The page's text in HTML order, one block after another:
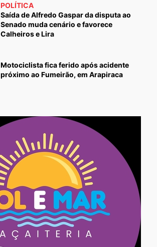
POLÍTICA
Saída de Alfredo Gaspar da disputa ao
Senado muda cenário e favorece
Calheiros e Lira
Motociclista fica ferido após acidente
próximo ao Fumeirão, em Arapiraca